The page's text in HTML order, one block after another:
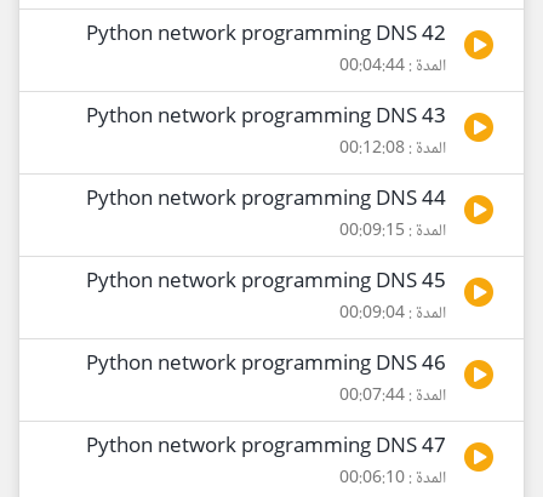
42 Python network programming DNS
المدة : 00:04:44
43 Python network programming DNS
المدة : 00:12:08
44 Python network programming DNS
المدة : 00:09:15
45 Python network programming DNS
المدة : 00:09:04
46 Python network programming DNS
المدة : 00:07:44
47 Python network programming DNS
المدة : 00:06:10